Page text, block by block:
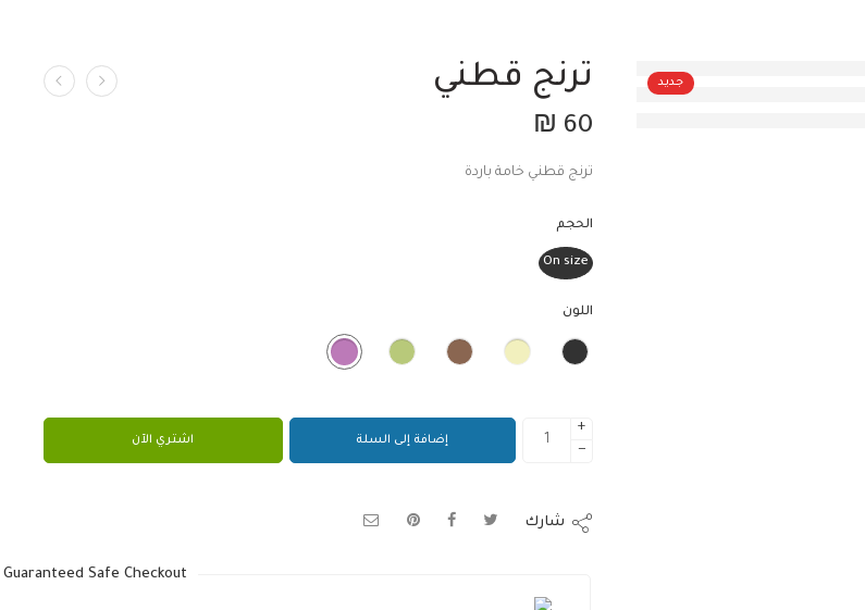
جديد ترنج قطني
60
₪
ترنج قطني خامة باردة
الحجم
On size
اللون
+
−
إضافة إلى السلة اشتري الآن
شارك
Guaranteed Safe Checkout